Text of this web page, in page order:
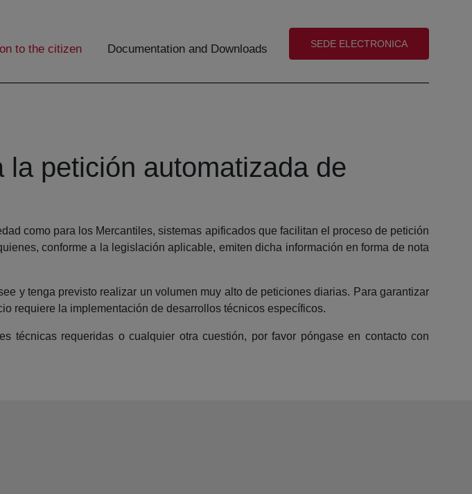
to the citizen Documentation and Downloads (abre en nueva ventana)
SEDE ELECTRONICA
petición automatizada de
como para los Mercantiles, sistemas apificados que facilitan el proceso de petición
conforme a la legislación aplicable, emiten dicha información en forma de nota
y tenga previsto realizar un volumen muy alto de peticiones diarias. Para garantizar
requiere la implementación de desarrollos técnicos específicos.
técnicas requeridas o cualquier otra cuestión, por favor póngase en contacto con